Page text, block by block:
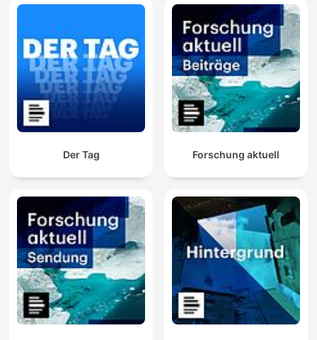
Der Tag Forschung aktuell